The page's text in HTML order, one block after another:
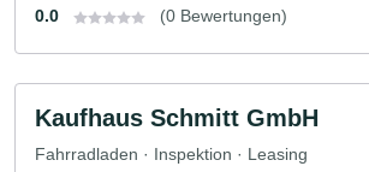
0.0 (0 Bewertungen)
Kaufhaus Schmitt GmbH
Fahrradladen · Inspektion · Leasing